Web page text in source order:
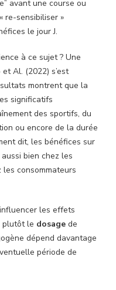
avant une course ou
re-sensibiliser »
le jour J.
à ce sujet ? Une
Al. (2022) s’est
montrent que la
significatifs
des sportifs, du
ou encore de la durée
dit, les bénéfices sur
bien chez les
consommateurs
les effets
plutôt le dosage de
dépend davantage
période de